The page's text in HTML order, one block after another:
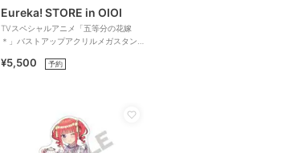
Eureka! STORE in OIOI
TVスペシャルアニメ「五等分の花嫁
＊」バストアップアクリルメガスタン
¥5,500 予約